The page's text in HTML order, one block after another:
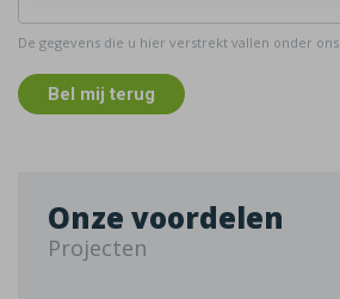
De gegevens die u hier verstrekt vallen onder ons
Bel mij terug
Onze voordelen
Projecten